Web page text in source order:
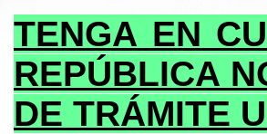
TENGA EN
REPÚBLICA
DE TRÁMITE